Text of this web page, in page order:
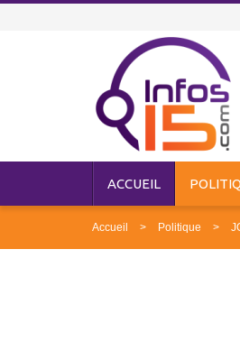
ACCUEIL
Accueil Politique